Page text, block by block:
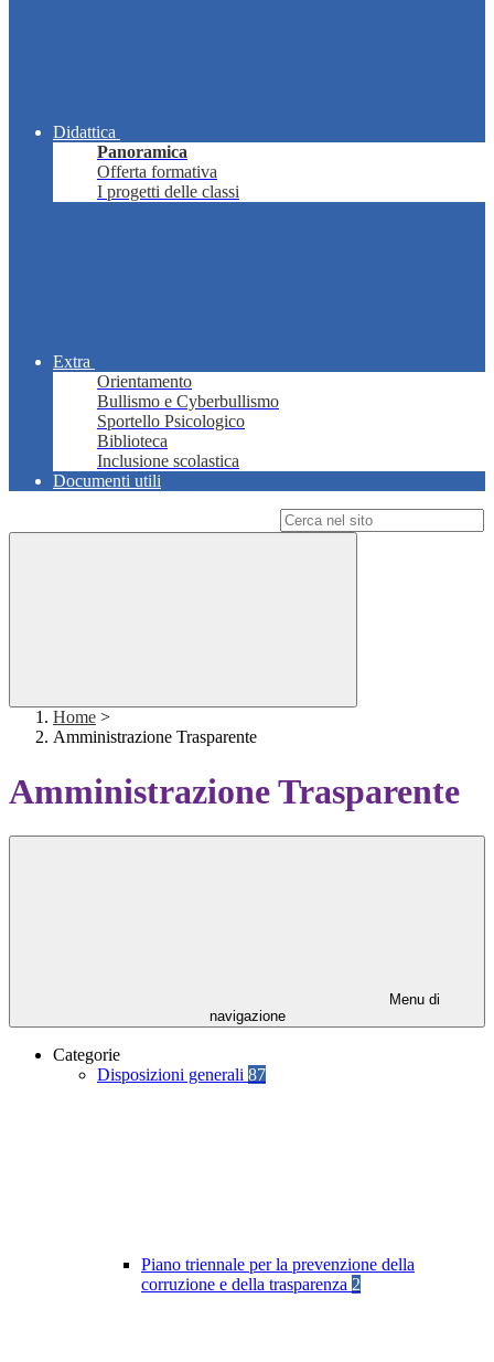
Didattica
Panoramica
Offerta formativa
I progetti delle classi
Extra
Orientamento
Bullismo e Cyberbullismo
Sportello Psicologico
Biblioteca
Inclusione scolastica
Documenti utili
Home >
Amministrazione Trasparente
Amministrazione Trasparente
Menu di
navigazione
Categorie
Disposizioni generali 87
Piano triennale per la prevenzione della
corruzione e della trasparenza 2